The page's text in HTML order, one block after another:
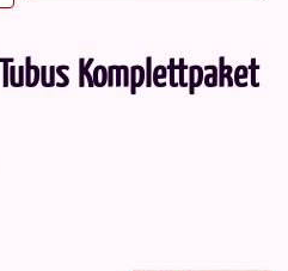
Komplettpaket